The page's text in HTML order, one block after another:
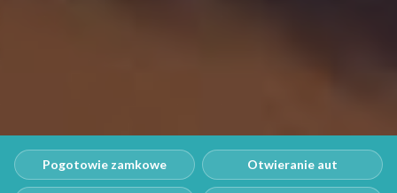
Pogotowie zamkowe Otwieranie aut